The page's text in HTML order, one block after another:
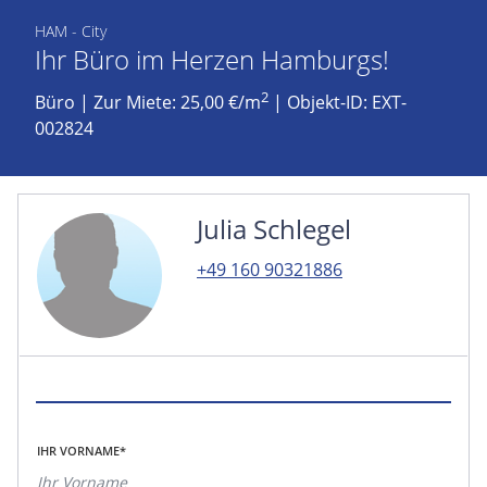
HAM - City
Ihr Büro im Herzen Hamburgs!
Büro | Zur Miete: 25,00 €/m2 | Objekt-ID: EXT-
002824
Julia Schlegel
+49 160 90321886
IHR VORNAME*